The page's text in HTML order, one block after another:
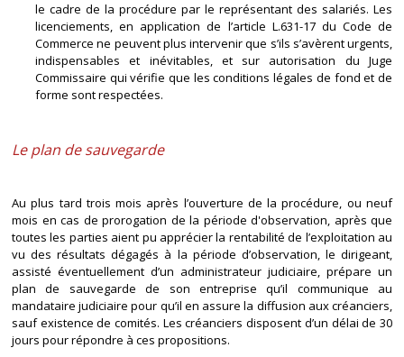
le cadre de la procédure par le représentant des salariés. Les
licenciements, en application de l’article L.631-17 du Code de
Commerce ne peuvent plus intervenir que s’ils s’avèrent urgents,
indispensables et inévitables, et sur autorisation du Juge
Commissaire qui vérifie que les conditions légales de fond et de
forme sont respectées.
Le plan de sauvegarde
Au plus tard trois mois après l’ouverture de la procédure, ou neuf
mois en cas de prorogation de la période d'observation, après que
toutes les parties aient pu apprécier la rentabilité de l’exploitation au
vu des résultats dégagés à la période d’observation, le dirigeant,
assisté éventuellement d’un administrateur judiciaire, prépare un
plan de sauvegarde de son entreprise qu’il communique au
mandataire judiciaire pour qu’il en assure la diffusion aux créanciers,
sauf existence de comités. Les créanciers disposent d’un délai de 30
jours pour répondre à ces propositions.